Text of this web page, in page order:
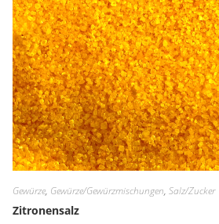
Gewürze, Gewürze/Gewürzmischungen,Salz/Zucker
Zitronensalz